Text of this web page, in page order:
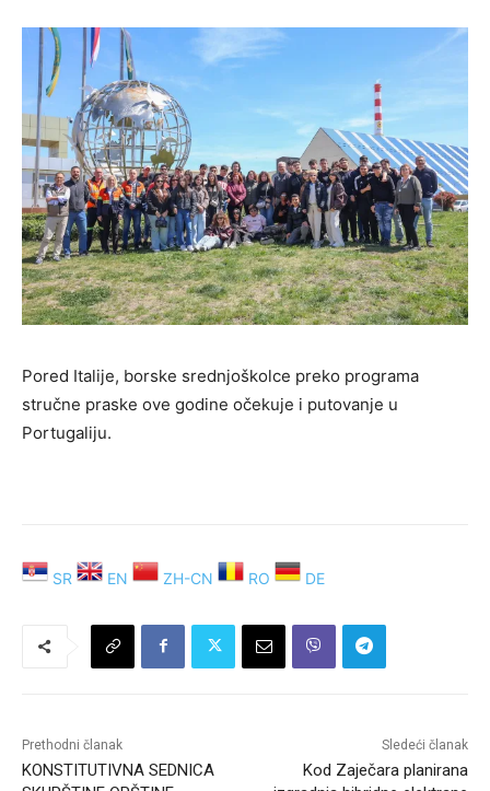
Pored Italije, borske srednjoškolce preko programa
stručne praske ove godine očekuje i putovanje u
Portugaliju.
SR EN ZH-CN RO DE
Prethodni članak
KONSTITUTIVNA SEDNICA
Sledeći članak
Kod Zaječara planirana